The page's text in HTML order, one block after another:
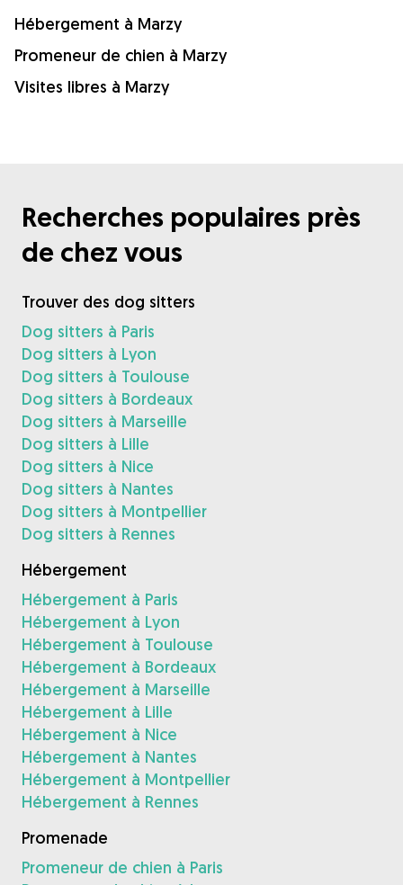
Hébergement à Marzy
Promeneur de chien à Marzy
Visites libres à Marzy
Recherches populaires près
de chez vous
Trouver des dog sitters
Dog sitters à Paris
Dog sitters à Lyon
Dog sitters à Toulouse
Dog sitters à Bordeaux
Dog sitters à Marseille
Dog sitters à Lille
Dog sitters à Nice
Dog sitters à Nantes
Dog sitters à Montpellier
Dog sitters à Rennes
Hébergement
Hébergement à Paris
Hébergement à Lyon
Hébergement à Toulouse
Hébergement à Bordeaux
Hébergement à Marseille
Hébergement à Lille
Hébergement à Nice
Hébergement à Nantes
Hébergement à Montpellier
Hébergement à Rennes
Promenade
Promeneur de chien à Paris